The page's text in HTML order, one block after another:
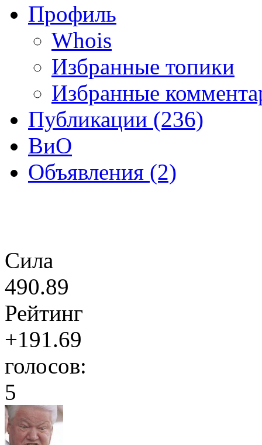
Профиль
Whois
Избранные топики
Избранные
Публикации (236)
ВиО
Объявления (2)
Сила
490.89
Рейтинг
+191.69
голосов:
5